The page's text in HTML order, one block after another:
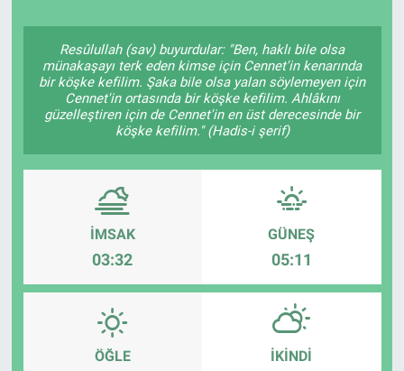
Resûlullah (sav) buyurdular: "Ben, haklı bile olsa
münakaşayı terk eden kimse için Cennet'in kenarında
bir köşke kefilim. Şaka bile olsa yalan söylemeyen için
Cennet'in ortasında bir köşke kefilim. Ahlâkını
güzelleştiren için de Cennet'in en üst derecesinde bir
köşke kefilim." (Hadis-i şerif)
İMSAK
03:32
GÜNEŞ
05:11
ÖĞLE İKINDI
Bilecik
Kütahya
Gezi
Magazin